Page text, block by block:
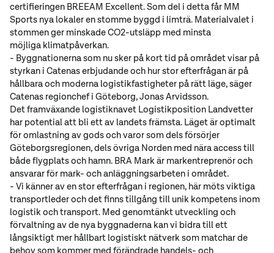
certifieringen BREEAM Excellent. Som del i detta får MM
Sports nya lokaler en stomme byggd i limträ. Materialvalet i
stommen ger minskade CO2-utsläpp med minsta
möjliga klimatpåverkan.
- Byggnationerna som nu sker på kort tid på området visar på
styrkan i Catenas erbjudande och hur stor efterfrågan är på
hållbara och moderna logistikfastigheter på rätt läge, säger
Catenas regionchef i Göteborg, Jonas Arvidsson.
Det framväxande logistiknavet Logistikposition Landvetter
har potential att bli ett av landets främsta. Läget är optimalt
för omlastning av gods och varor som dels försörjer
Göteborgsregionen, dels övriga Norden med nära access till
både flygplats och hamn. BRA Mark är markentreprenör och
ansvarar för mark- och anläggningsarbeten i området.
- Vi känner av en stor efterfrågan i regionen, här möts viktiga
transportleder och det finns tillgång till unik kompetens inom
logistik och transport. Med genomtänkt utveckling och
förvaltning av de nya byggnaderna kan vi bidra till ett
långsiktigt mer hållbart logistiskt nätverk som matchar de
behov som kommer med förändrade handels- och